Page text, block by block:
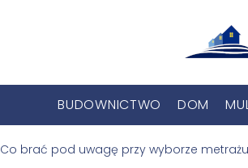
BUDOWNICTWO DOM
Co brać pod uwagę przy wyborze